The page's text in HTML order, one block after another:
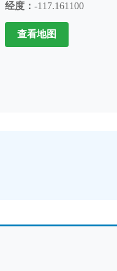
经度： -117.161100
查看地图